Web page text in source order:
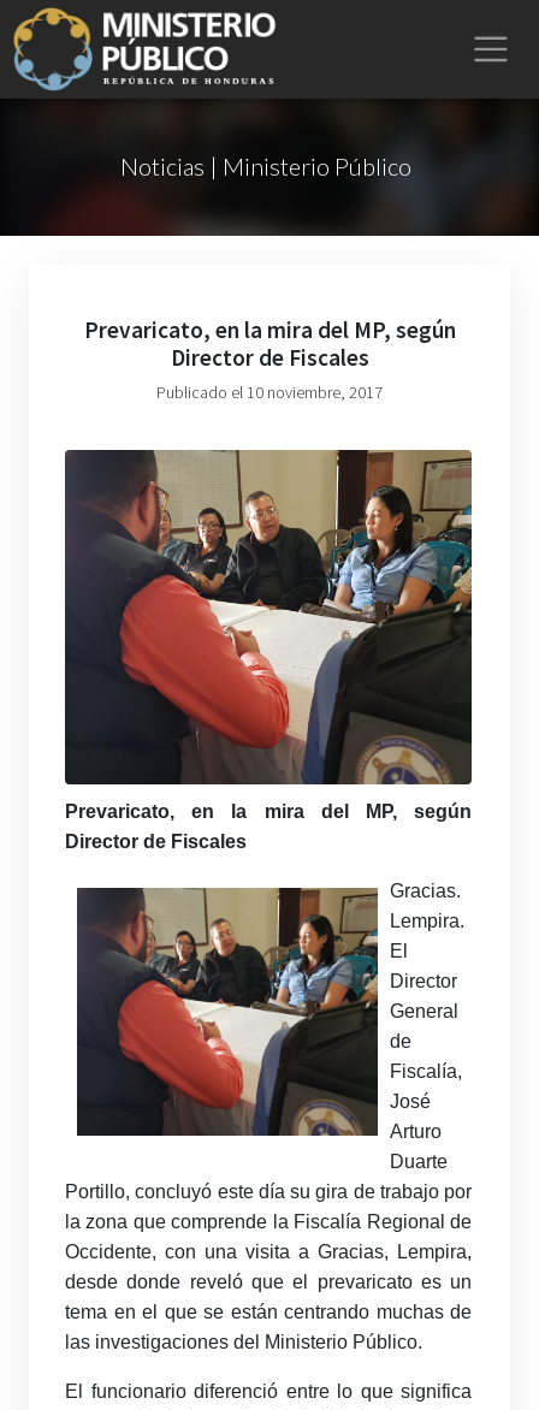
Noticias | Ministerio Público
Prevaricato, en la mira del MP, según
Director de Fiscales
Publicado el 10 noviembre, 2017
Prevaricato, en la mira del MP, según
Director de Fiscales
Gracias.
Lempira.
El
Director
General
de
Fiscalía,
José
Arturo
Duarte
Portillo, concluyó este día su gira de trabajo por
la zona que comprende la Fiscalía Regional de
Occidente, con una visita a Gracias, Lempira,
desde donde reveló que el prevaricato es un
tema en el que se están centrando muchas de
las investigaciones del Ministerio Público.
El funcionario diferenció entre lo que significa